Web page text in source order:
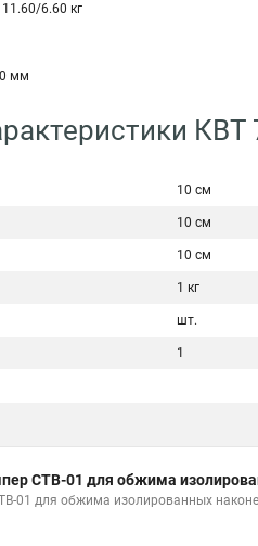
6.60 кг
мм
КВТ
10 см
10 см
10 см
1 кг
шт.
1
CTB-01 для обжима
01 для обжима изолированных